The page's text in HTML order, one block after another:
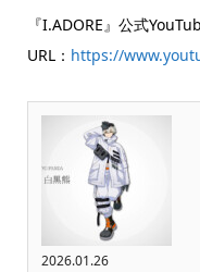
『I.ADORE』公式
URL： https://
2026.01.26